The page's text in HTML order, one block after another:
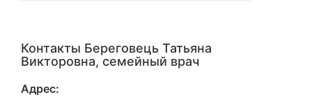
Контакты Береговець Татьяна
Викторовна, семейный врач
Адрес: